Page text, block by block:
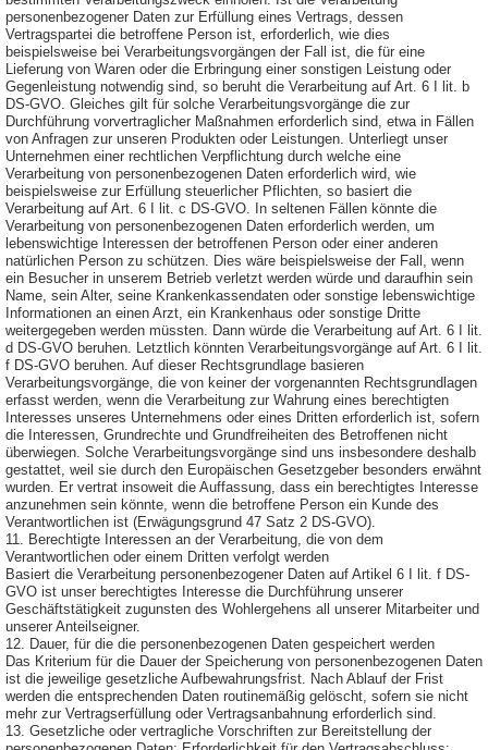
personenbezogener Daten zur Erfüllung eines Vertrags, dessen
Vertragspartei die betroffene Person ist, erforderlich, wie dies
beispielsweise bei Verarbeitungsvorgängen der Fall ist, die für eine
Lieferung von Waren oder die Erbringung einer sonstigen Leistung oder
Gegenleistung notwendig sind, so beruht die Verarbeitung auf Art. 6 I lit. b
DS-GVO. Gleiches gilt für solche Verarbeitungsvorgänge die zur
Durchführung vorvertraglicher Maßnahmen erforderlich sind, etwa in Fällen
von Anfragen zur unseren Produkten oder Leistungen. Unterliegt unser
Unternehmen einer rechtlichen Verpflichtung durch welche eine
Verarbeitung von personenbezogenen Daten erforderlich wird, wie
beispielsweise zur Erfüllung steuerlicher Pflichten, so basiert die
Verarbeitung auf Art. 6 I lit. c DS-GVO. In seltenen Fällen könnte die
Verarbeitung von personenbezogenen Daten erforderlich werden, um
lebenswichtige Interessen der betroffenen Person oder einer anderen
natürlichen Person zu schützen. Dies wäre beispielsweise der Fall, wenn
ein Besucher in unserem Betrieb verletzt werden würde und daraufhin sein
Name, sein Alter, seine Krankenkassendaten oder sonstige lebenswichtige
Informationen an einen Arzt, ein Krankenhaus oder sonstige Dritte
weitergegeben werden müssten. Dann würde die Verarbeitung auf Art. 6 I lit.
d DS-GVO beruhen. Letztlich könnten Verarbeitungsvorgänge auf Art. 6 I lit.
f DS-GVO beruhen. Auf dieser Rechtsgrundlage basieren
Verarbeitungsvorgänge, die von keiner der vorgenannten Rechtsgrundlagen
erfasst werden, wenn die Verarbeitung zur Wahrung eines berechtigten
Interesses unseres Unternehmens oder eines Dritten erforderlich ist, sofern
die Interessen, Grundrechte und Grundfreiheiten des Betroffenen nicht
überwiegen. Solche Verarbeitungsvorgänge sind uns insbesondere deshalb
gestattet, weil sie durch den Europäischen Gesetzgeber besonders erwähnt
wurden. Er vertrat insoweit die Auffassung, dass ein berechtigtes Interesse
anzunehmen sein könnte, wenn die betroffene Person ein Kunde des
Verantwortlichen ist (Erwägungsgrund 47 Satz 2 DS-GVO).
11. Berechtigte Interessen an der Verarbeitung, die von dem
Verantwortlichen oder einem Dritten verfolgt werden
Basiert die Verarbeitung personenbezogener Daten auf Artikel 6 I lit. f DS-
GVO ist unser berechtigtes Interesse die Durchführung unserer
Geschäftstätigkeit zugunsten des Wohlergehens all unserer Mitarbeiter und
unserer Anteilseigner.
12. Dauer, für die die personenbezogenen Daten gespeichert werden
Das Kriterium für die Dauer der Speicherung von personenbezogenen Daten
ist die jeweilige gesetzliche Aufbewahrungsfrist. Nach Ablauf der Frist
werden die entsprechenden Daten routinemäßig gelöscht, sofern sie nicht
mehr zur Vertragserfüllung oder Vertragsanbahnung erforderlich sind.
13. Gesetzliche oder vertragliche Vorschriften zur Bereitstellung der